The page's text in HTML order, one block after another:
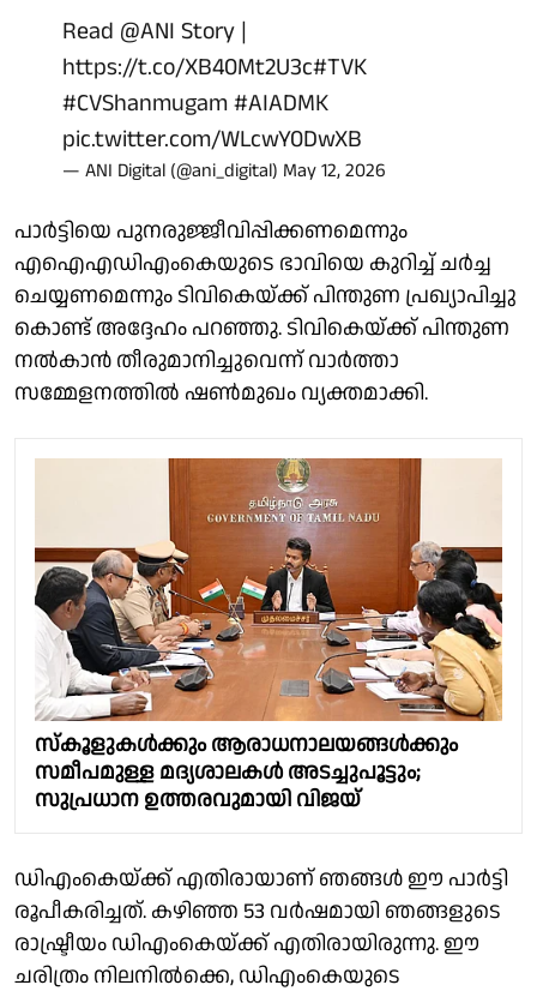
Read @ANI Story |
https://t.co/XB40Mt2U3c#TVK
#CVShanmugam#AIADMK
pic.twitter.com/WLcwY0DwXB
— ANI Digital (@ani_digital) May 12, 2026
പാര്‍ട്ടിയെ പുനരുജ്ജീവിപ്പിക്കണമെന്നും
എഐഎഡിഎംകെയുടെ ഭാവിയെ കുറിച്ച് ചര്‍ച്ച
ചെയ്യണമെന്നും ടിവികെയ്ക്ക് പിന്തുണ പ്രഖ്യാപിച്ചു
കൊണ്ട് അദ്ദേഹം പറഞ്ഞു. ടിവികെയ്ക്ക് പിന്തുണ
നല്‍കാന്‍ തീരുമാനിച്ചുവെന്ന് വാര്‍ത്താ
സമ്മേളനത്തില്‍ ഷണ്‍മുഖം വ്യക്തമാക്കി.
സ്‌കൂളുകൾക്കും ആരാധനാലയങ്ങൾക്കും
സമീപമുള്ള മദ്യശാലകൾ അടച്ചുപൂട്ടും;
സുപ്രധാന ഉത്തരവുമായി വിജയ്
ഡിഎംകെയ്ക്ക് എതിരായാണ് ഞങ്ങള്‍ ഈ പാര്‍ട്ടി
രൂപീകരിച്ചത്. കഴിഞ്ഞ 53 വര്‍ഷമായി ഞങ്ങളുടെ
രാഷ്ട്രീയം ഡിഎംകെയ്ക്ക് എതിരായിരുന്നു. ഈ
ചരിത്രം നിലനില്‍ക്കെ, ഡിഎംകെയുടെ